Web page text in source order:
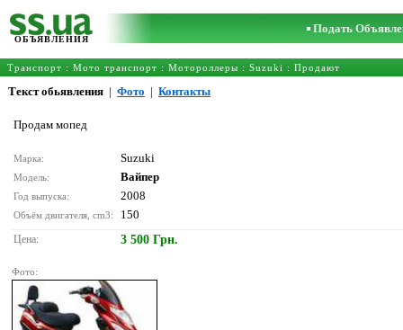
ОБЪЯВЛЕНИЯ
Подать
Транспорт : Мото транспорт : Мотороллеры : Suzuki : Продают
Текст обьявления | Фото | Контакты
Продам мопед
Марка: Suzuki
Модель: Вайпер
Год выпуска: 2008
Объём двигателя, cm3: 150
Цена: 3 500 Грн.
Фото: